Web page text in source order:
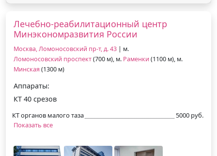
Лечебно-реабилитационный центр
Минэкономразвития России
Москва, Ломоносовский пр-т, д. 43 | м.
Ломоносовский проспект(700 м), м. Раменки (1100 м), м.
Минская (1300 м)
Аппараты:
КТ 40 срезов
КТ органов малого таза
5000 руб.
Показать все